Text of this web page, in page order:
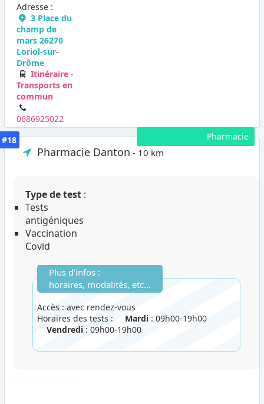
Adresse :
3 Place du
champ de
mars 26270
Loriol-sur-
Drôme
Itinéraire -
Transports en
commun
0686925022
Pharmacie
#18
Pharmacie Danton - 10 km
Type de test :
Tests
antigéniques
Vaccination
Covid
Plus d'infos :
horaires, modalités, etc...
Accès : avec rendez-vous
Horaires des tests : Mardi : 09h00-19h00
Vendredi : 09h00-19h00